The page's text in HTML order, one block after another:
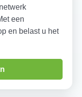
een
en belast u het